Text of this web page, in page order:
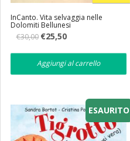
InCanto. Vita selvaggia nelle
Dolomiti Bellunesi
€30,00 Il
prezzo
originale
era:
€25,50Il
attuale
è:
Aggiungi al carrello
ESAURITO